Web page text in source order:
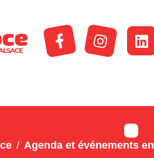
Agenda et événements